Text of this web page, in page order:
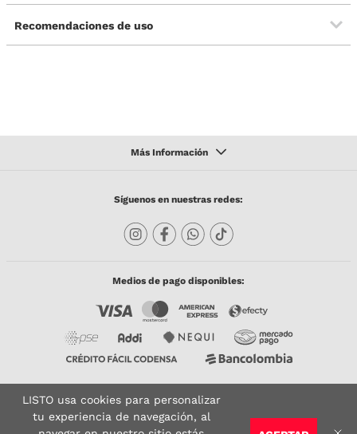
Recomendaciones de uso
Síguenos en nuestras redes:
Medios de pago disponibles:
Copyright © 2023 TODACO S.A.S. Listo Mundo Cerámico. All Rights Reserved. Powered
by
LISTO usa cookies para personalizar
tu experiencia de navegación, al